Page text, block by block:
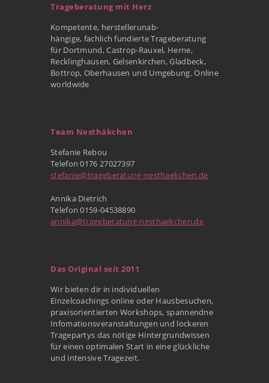
Trageberatung mit Herz
Kompetente, herstellerunab-
hängige, fachlich fundierte Trageberatung
für Dortmund, Castrop-Rauxel, Herne,
Recklinghausen, Gelsenkirchen, Gladbeck,
Bottrop, Oberhausen und Umgebung. Online
worldwide
Team Nesthäkchen
Stefanie Rebou
Telefon 0176 27027397
stefanie@trageberatung-nesthaekchen.de
Annika Dietrich
Telefon 0159-04538890
annika@trageberatung-nesthaekchen.de
Das Original seit 2011
Wir bieten dir in individuellen
Einzelcoachings online oder Hausbesuchen,
praxisorientierten Workshops, spannendne
Infomationsveranstaltungen und lockeren
Tragepartys das nötige Hintergrundwissen
für einen optimalen Start in eine glückliche
und intensive Tragezeit.